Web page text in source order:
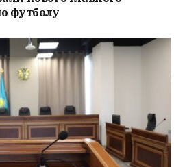
футболу